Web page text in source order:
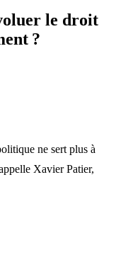
le droit
?
ne sert plus à
Xavier Patier,